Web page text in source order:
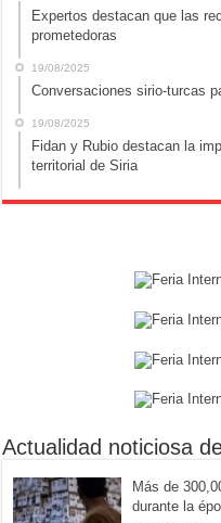
Expertos destacan que las
prometedoras
19/08/2025
Conversaciones sirio-turcas
19/08/2025
Fidan y Rubio destacan la
territorial de Siria
Actualidad noticiosa
Más de
durante la